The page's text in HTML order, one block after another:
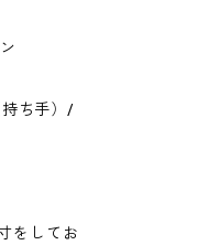
ち手）/
をしてお